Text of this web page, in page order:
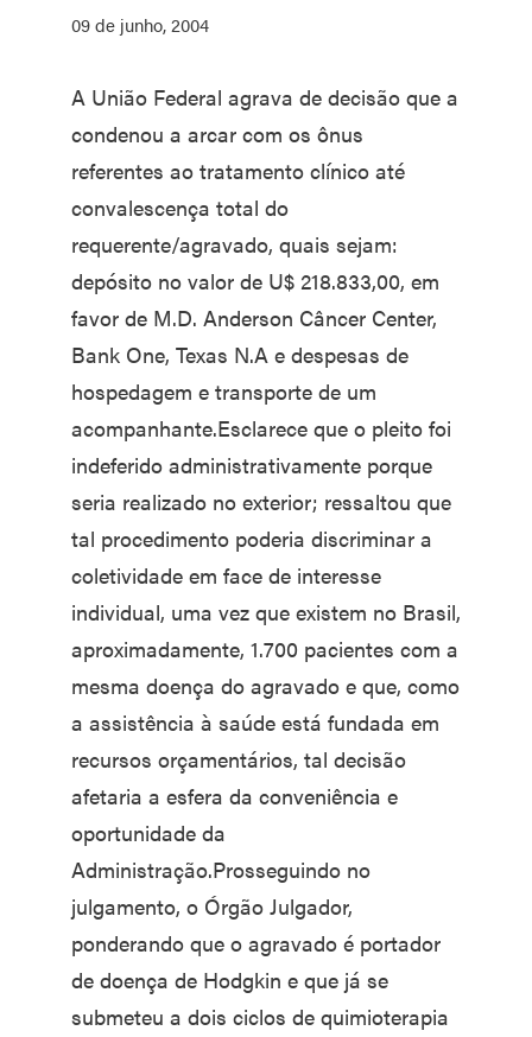
09 de junho, 2004
A União Federal agrava de decisão que a
condenou a arcar com os ônus
referentes ao tratamento clínico até
convalescença total do
requerente/agravado, quais sejam:
depósito no valor de U$ 218.833,00, em
favor de M.D. Anderson Câncer Center,
Bank One, Texas N.A e despesas de
hospedagem e transporte de um
acompanhante.Esclarece que o pleito foi
indeferido administrativamente porque
seria realizado no exterior; ressaltou que
tal procedimento poderia discriminar a
coletividade em face de interesse
individual, uma vez que existem no Brasil,
aproximadamente, 1.700 pacientes com a
mesma doença do agravado e que, como
a assistência à saúde está fundada em
recursos orçamentários, tal decisão
afetaria a esfera da conveniência e
oportunidade da
Administração.Prosseguindo no
julgamento, o Órgão Julgador,
ponderando que o agravado é portador
de doença de Hodgkin e que já se
submeteu a dois ciclos de quimioterapia